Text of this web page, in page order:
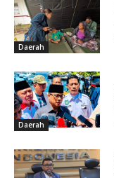
Daerah
Daerah